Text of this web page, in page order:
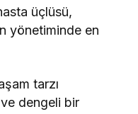
üçlüsü,
yönetiminde en
tarzı
dengeli bir